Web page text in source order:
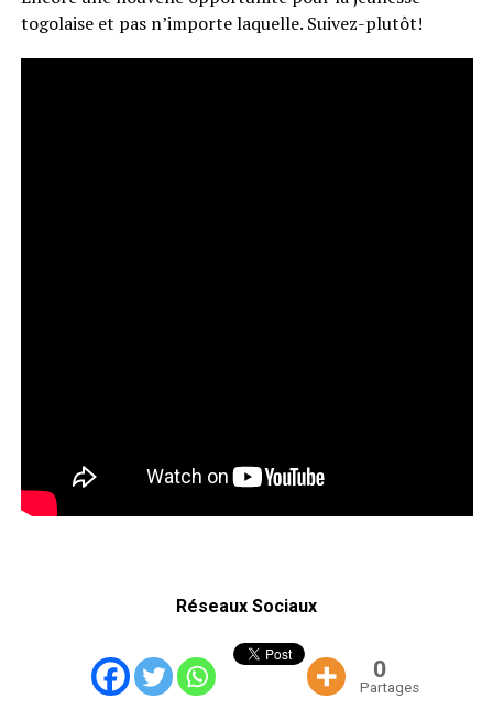
togolaise et pas n’importe laquelle. Suivez-plutôt!
Réseaux Sociaux
0
Partages